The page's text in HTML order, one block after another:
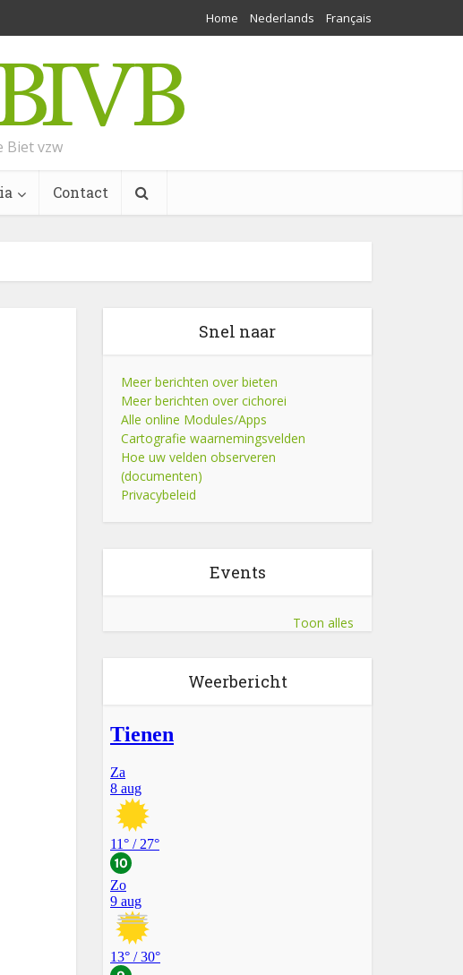
Home Nederlands Français
Biet vzw
Contact
Snel naar
Meer berichten over bieten
Meer berichten over cichorei
Alle online Modules/Apps
Cartografie waarnemingsvelden
Hoe uw velden observeren
(documenten)
Privacybeleid
Events
Toon alles
Weerbericht